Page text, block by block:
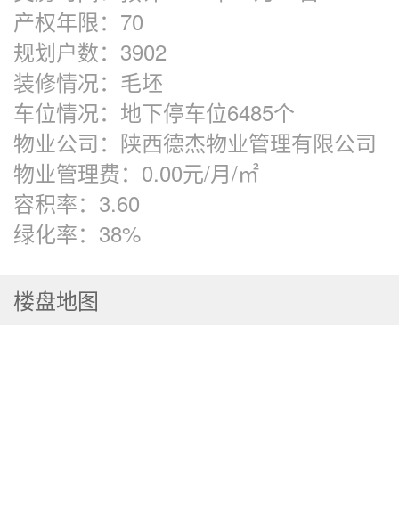
产权年限： 70
规划户数： 3902
装修情况： 毛坯
车位情况： 地下停车位6485个
物业公司： 陕西德杰物业管理有限公司
物业管理费： 0.00元/月/㎡
容积率： 3.60
绿化率： 38%
楼盘地图